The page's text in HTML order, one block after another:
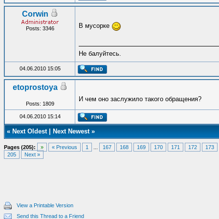
Corwin
Posts: 3346 В мусорке
Не балуйтесь.
04.06.2010 15:05
etoprostoya
Posts: 1809
И чем оно заслужило такого обращения?
04.06.2010 15:14
« Next Oldest| Next Newest»
Pages (205): » « Previous 1 167 168 169 170 171 172
173
205
Next »
View a Printable Version
Send this Thread to a Friend